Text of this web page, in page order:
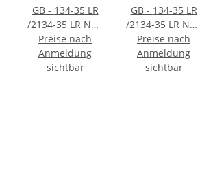
GB - 134-35 LR
/2134-35 LR NM:
110 - 717242 -
Preis per 10
Stück - VE 100
Preise nach
Anmeldung
sichtbar
GB - 134-35 LR
/2134-35 LR NM:
120 - 717252 -
Preis per 10
Stück - VE 100
Preise nach
Anmeldung
sichtbar